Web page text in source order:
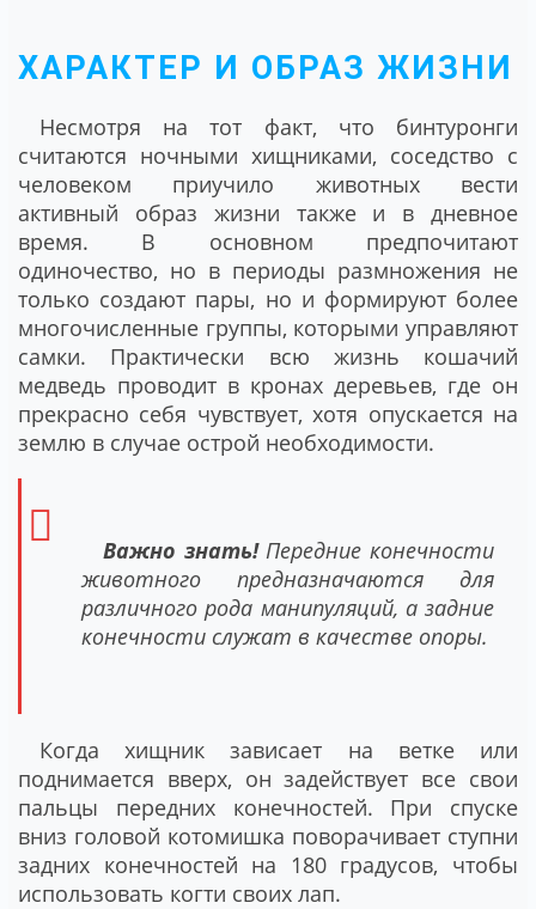
ХАРАКТЕР И ОБРАЗ ЖИЗНИ
Несмотря на тот факт, что бинтуронги
считаются ночными хищниками, соседство с
человеком приучило животных вести
активный образ жизни также и в дневное
время. В основном предпочитают
одиночество, но в периоды размножения не
только создают пары, но и формируют более
многочисленные группы, которыми управляют
самки. Практически всю жизнь кошачий
медведь проводит в кронах деревьев, где он
прекрасно себя чувствует, хотя опускается на
землю в случае острой необходимости.
Важно знать!Передние конечности
животного предназначаются для
различного рода манипуляций, а задние
конечности служат в качестве опоры.
Когда хищник зависает на ветке или
поднимается вверх, он задействует все свои
пальцы передних конечностей. При спуске
вниз головой котомишка поворачивает ступни
задних конечностей на 180 градусов, чтобы
использовать когти своих лап.